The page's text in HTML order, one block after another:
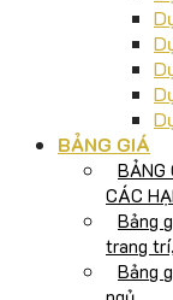
BẢNG GIÁ
BẢNG
CÁC
Bảng
trang
Bảng